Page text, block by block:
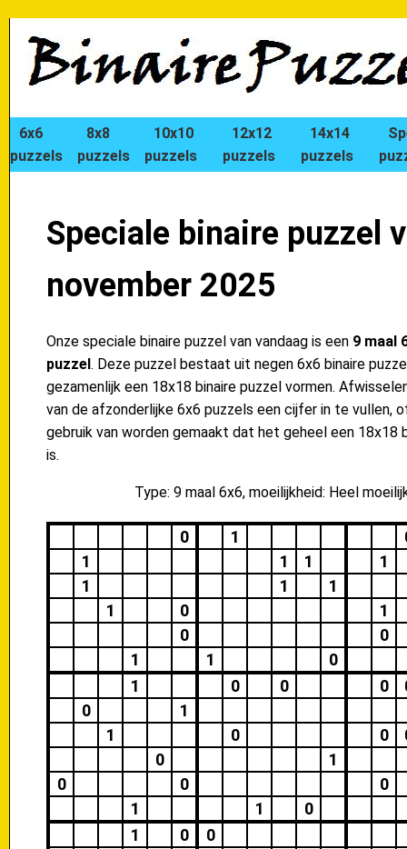
6x6
puzzels
8x8
puzzels
10x10
puzzels
12x12
puzzels
14x14
puzzels
Speciale binaire puzzel
november 2025
Onze speciale binaire puzzel van vandaag is een 9 maal
puzzel. Deze puzzel bestaat uit negen 6x6 binaire
gezamenlijk een 18x18 binaire puzzel vormen.
van de afzonderlijke 6x6 puzzels een cijfer in te vullen,
gebruik van worden gemaakt dat het geheel een 18x18
is.
Type: 9 maal 6x6, moeilijkheid: Heel
0 1
1
1 1
1
1
1
1
1
0
1
0
0
1
1
0
1
0 0 0
0
1
1
0 0
0
1
0
0
0
1
1
0
1
0
0